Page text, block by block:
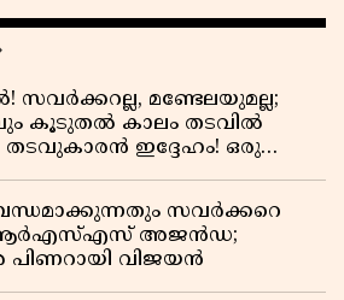
സവർക്കറല്ല, മണ്ടേലയുമല്ല;
കൂടുതൽ കാലം തടവിൽ
തടവുകാരൻ ഇദ്ദേഹം! ഒരു
സവർക്കറെ
ആർഎസ്എസ് അജൻഡ;
പിണറായി വിജയൻ